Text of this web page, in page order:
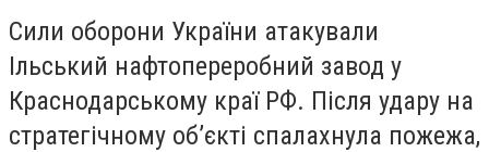
Сили оборони України атакували
Ільський нафтопереробний завод у
Краснодарському краї РФ. Після удару на
стратегічному об’єкті спалахнула пожежа,